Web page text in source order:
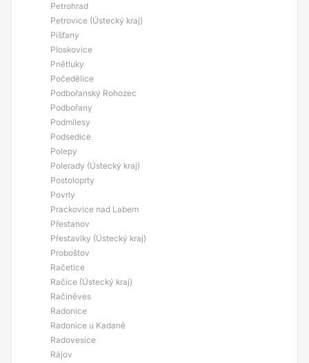
Petrohrad
Petrovice (Ústecký kraj)
Píšťany
Ploskovice
Pnětluky
Počedělice
Podbořanský Rohozec
Podbořany
Podmilesy
Podsedice
Polepy
Polerady (Ústecký kraj)
Postoloprty
Povrly
Prackovice nad Labem
Přestanov
Přestavlky (Ústecký kraj)
Proboštov
Račetice
Račice (Ústecký kraj)
Račiněves
Radonice
Radonice u Kadaně
Radovesice
Rájov